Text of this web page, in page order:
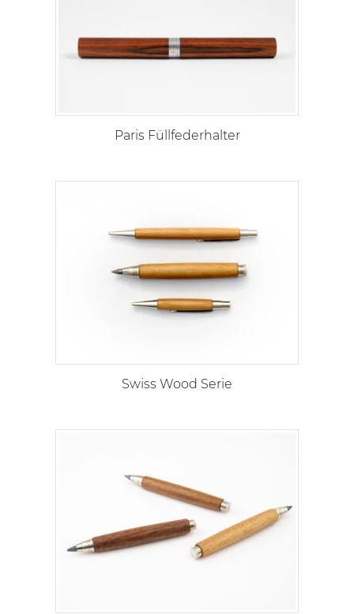
Paris Füllfederhalter
Swiss Wood Serie